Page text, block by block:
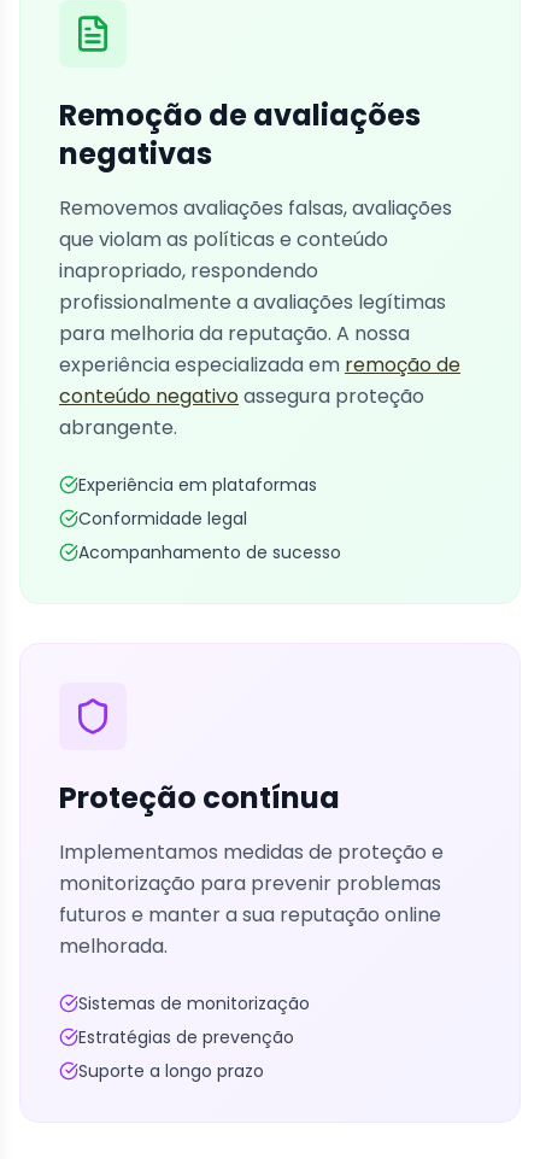
Remoção de avaliações
negativas
Removemos avaliações falsas, avaliações
que violam as políticas e conteúdo
inapropriado, respondendo
profissionalmente a avaliações legítimas
para melhoria da reputação. A nossa
experiência especializada em remoção de
conteúdo negativo assegura proteção
abrangente.
Experiência em plataformas
Conformidade legal
Acompanhamento de sucesso
Proteção contínua
Implementamos medidas de proteção e
monitorização para prevenir problemas
futuros e manter a sua reputação online
melhorada.
Sistemas de monitorização
Estratégias de prevenção
Suporte a longo prazo